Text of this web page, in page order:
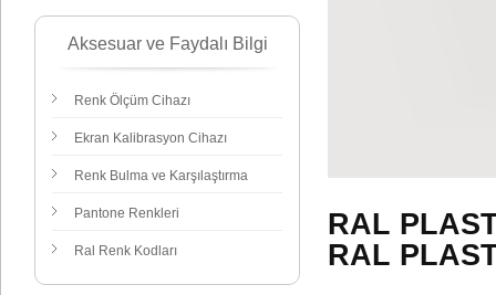
Aksesuar ve Faydalı Bilgi
Renk Ölçüm Cihazı
Ekran Kalibrasyon Cihazı
Renk Bulma ve Karşılaştırma
Pantone Renkleri
Ral Renk Kodları
RAL
RAL